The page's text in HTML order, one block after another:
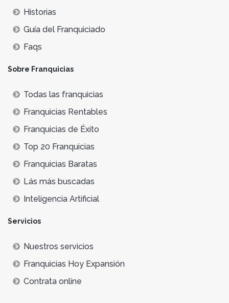
Historias
Guía del Franquiciado
Faqs
Sobre Franquicias
Todas las franquicias
Franquicias Rentables
Franquicias de Éxito
Top 20 Franquicias
Franquicias Baratas
Lás más buscadas
Inteligencia Artificial
Servicios
Nuestros servicios
Franquicias Hoy Expansión
Contrata online